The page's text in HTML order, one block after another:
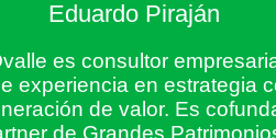
Eduardo Piraján
es consultor
experiencia en estrategia
de valor. Es
de Grandes